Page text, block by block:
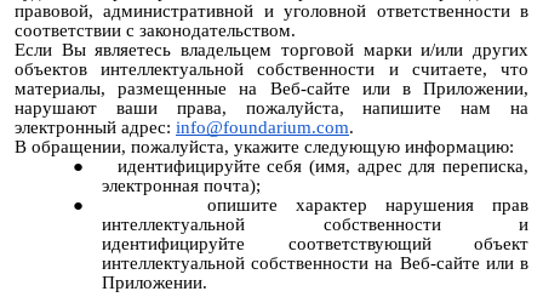
правовой, административной и уголовной ответственности в
соответствии с законодательством.
Если Вы являетесь владельцем торговой марки и/или других
объектов интеллектуальной собственности и считаете, что
материалы, размещенные на Веб-сайте или в Приложении,
нарушают ваши права, пожалуйста, напишите нам на
электронный адрес: info@foundarium.com.
В обращении, пожалуйста, укажите следующую информацию:
●
идентифицируйте себя (имя, адрес для переписка,
электронная почта);
●
опишите характер нарушения прав
интеллектуальной собственности и
идентифицируйте соответствующий объект
интеллектуальной собственности на Веб-сайте или в
Приложении.